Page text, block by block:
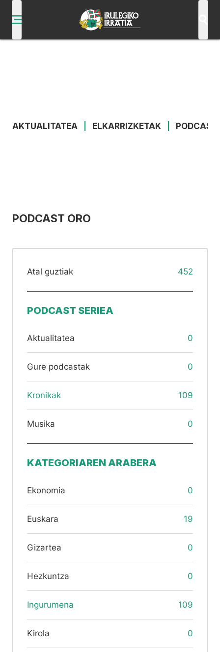
AKTUALITATEA ELKARRIZKETAK
PODCAST ORO
Atal guztiak 452
PODCAST SERIEA
Aktualitatea 0
Gure podcastak 0
Kronikak 109
Musika 0
KATEGORIAREN ARABERA
Ekonomia 0
Euskara 19
Gizartea 0
Hezkuntza 0
Ingurumena 109
Kirola 0